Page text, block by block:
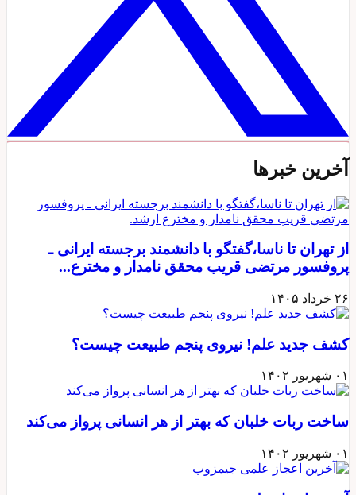
آخرین خبرها
از تهران تا ناسا،گفتگو با دانشمند برجسته ایرانی ـ
پروفسور مرتضی قریب محقق نامدار و مخترع...
۲۶ خرداد ۱۴۰۵
کشف جدید علم! نیروی پنجم طبیعت چیست؟
۰۱ شهریور ۱۴۰۲
ساخت ربات خلبان که بهتر از هر انسانی پرواز می‌کند
۰۱ شهریور ۱۴۰۲